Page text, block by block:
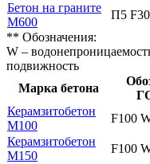
Бетон на граните
М600
П5
** Обозначения:
W –
подвижность
Марка бетона
Керамзитобетон
М100
F100
Керамзитобетон
М150
F100